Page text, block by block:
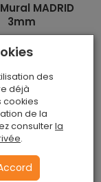
MADRID
3mm
/ m2
panier
des
déjà
cookies
de la
consulterla
.